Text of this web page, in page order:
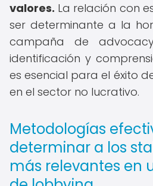
valores. La relación con
ser determinante a la
campaña de
identificación y
es esencial para el éxito
en el sector no lucrativo.
Metodologías
determinar a los
más relevantes en